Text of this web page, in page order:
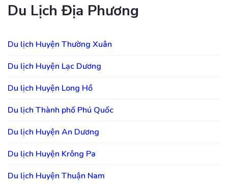
Du Lịch Địa Phương
Du lịch Huyện Thường Xuân
Du lịch Huyện Lạc Dương
Du lịch Huyện Long Hồ
Du lịch Thành phố Phú Quốc
Du lịch Huyện An Dương
Du lịch Huyện Krông Pa
Du lịch Huyện Thuận Nam